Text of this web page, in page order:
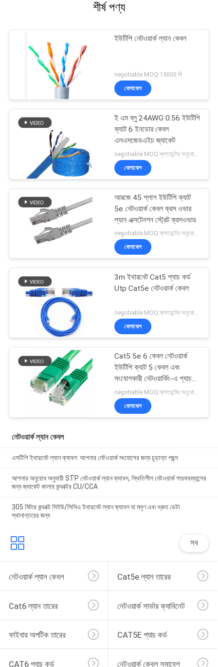
শীর্ষ পণ্য
ইউটিপি নেটওয়ার্ক ল্যান কেবল
negotiable MOQ:15000 মি
যোগাযোগ
ই এম ব্লু 24AWG 0.56 ইউটিপি
ক্যাট 6 ইনডোর কেবল
এলএসজেডএইচ জ্যাকেট
যোগাযোগ
আরজে 45 প্লাগ ইউটিপি ক্যাট
5e নেটওয়ার্ক কেবল ক্রস ওভার
ল্যান এক্সটেনশন স্ট্রেট ক্রসওভার
negotiable MOQ:ক্লায়েন্টের অনুরোধ হিসাবে কাস্টমাইজড টাইপ 30000 মিটার হিসাবে স্টক।
যোগাযোগ
3m ইথারনেট Cat5 প্যাচ কর্ড
Utp Cat5e নেটওয়ার্ক কেবল
negotiable MOQ:ক্লায়েন্টের অনুরোধ হিসাবে কাস্টমাইজড টাইপ 30000 মিটার হিসাবে স্টক।
যোগাযোগ
Cat5 5e 6 কেবল নেটওয়ার্ক
ইউটিপি ক্যাট 5 কেবল এবং
সংযোগকারী নেটওয়ার্কিং-এ প্যাচ
কেবল
যোগাযোগ
নেটওয়ার্ক ল্যান কেবল
এসটিপি ইথারনেট ল্যান ক্যাবল: আপনার নেটওয়ার্ক সংযোগের জন্য চূড়ান্ত পছন্দ
আপনার অনুরোধ অনুযায়ী STP নেটওয়ার্ক ল্যান ক্যাবল, স্থিতিশীল নেটওয়ার্ক পারফরম্যান্সের
জন্য জ্যাকেট কালার কন্ডাক্টর CU/CCA
305 মিটার কন্ডাক্ট সিইউ/সিসিএ ইথারনেট ল্যান ক্যাবল যা মসৃণ এবং দ্রুত ডেটা
স্থানান্তরের জন্য
সব
নেটওয়ার্ক ল্যান কেবল Cat5e ল্যান তারের
Cat6 ল্যান তারের নেটওয়ার্ক সার্ভার ক্যাবিনেট
ফাইবার অপটিক তারের CAT5E প্যাচ কর্ড
CAT6 প্যাচ কর্ড নেটওয়ার্ক কেবল সমাবেশ